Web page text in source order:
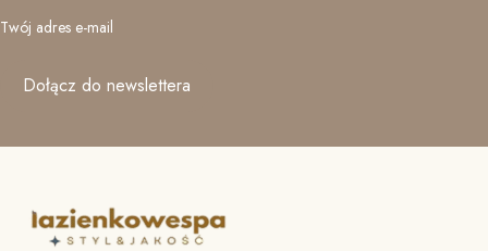
Twój adres e-mail
Dołącz do newslettera